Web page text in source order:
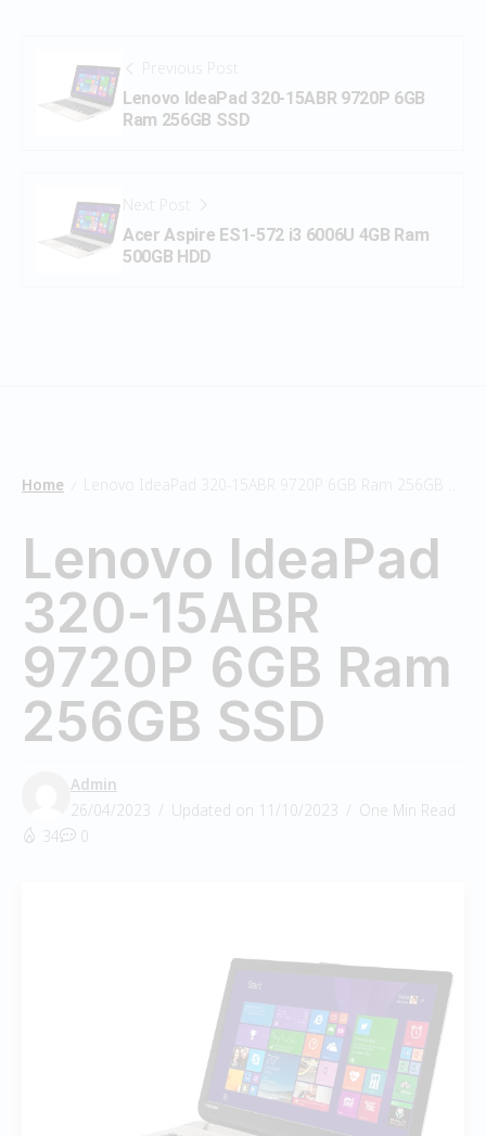
Previous Post
Lenovo IdeaPad 320-15ABR 9720P 6GB
Ram 256GB SSD
Next Post
Acer Aspire ES1-572 i3 6006U 4GB Ram
500GB HDD
Home Lenovo IdeaPad 320-15ABR 9720P 6GB Ram 256GB SSD
Lenovo IdeaPad
320-15ABR
9720P 6GB Ram
256GB SSD
Admin
26/04/2023
Updated on 11/10/2023
One Min Read
34
0